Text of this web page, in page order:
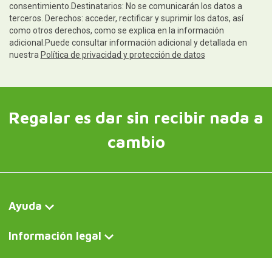
consentimiento.Destinatarios: No se comunicarán los datos a
terceros. Derechos: acceder, rectificar y suprimir los datos, así
como otros derechos, como se explica en la información
adicional.Puede consultar información adicional y detallada en
nuestra Política de privacidad y protección de datos
Regalar es dar sin recibir nada a
cambio
Ayuda
Información legal